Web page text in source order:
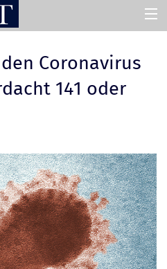
Coronavirus
141 oder